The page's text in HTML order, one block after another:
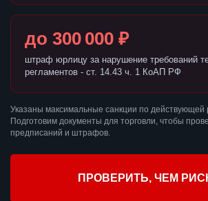
до 300 000 ₽
штраф юрлицу за нарушение требований
регламентов - ст. 14.43 ч. 1 КоАП РФ
Указаны максимальные санкции по
Подготовим документы для торговли, чтобы
предписаний и штрафов.
ПРОВЕРИТЬ, ЧЕМ